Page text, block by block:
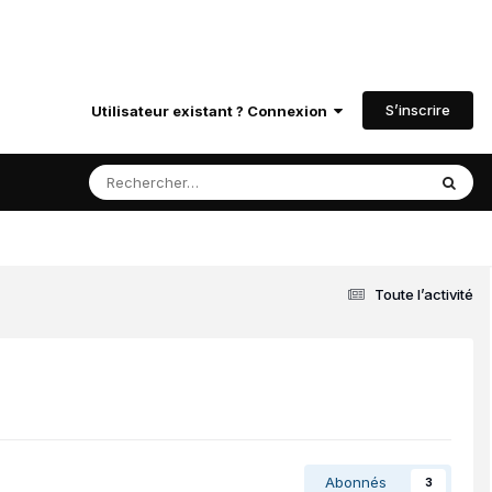
Utilisateur existant ? Connexion S’inscrire
Toute l’activité
Abonnés 3